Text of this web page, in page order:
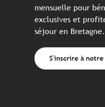
mensuelle pour
exclusives et
séjour en Bretagne.
S'inscrire à